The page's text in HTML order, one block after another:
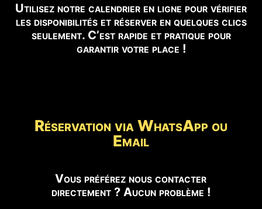
Utilisez notre calendrier en ligne pour vérifier
les disponibilités et réserver en quelques clics
seulement. C’est rapide et pratique pour
garantir votre place !
Réservation via WhatsApp ou
Email
Vous préférez nous contacter
directement ? Aucun problème !